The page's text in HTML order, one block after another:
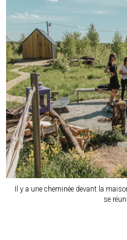
Il y a une cheminée devant la
se